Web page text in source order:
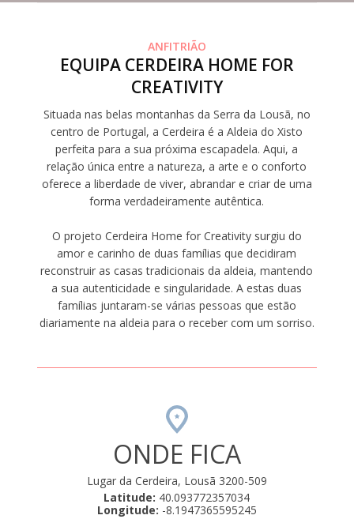
ANFITRIÃO
EQUIPA CERDEIRA HOME FOR
CREATIVITY
Situada nas belas montanhas da Serra da Lousã, no
centro de Portugal, a Cerdeira é a Aldeia do Xisto
perfeita para a sua próxima escapadela. Aqui, a
relação única entre a natureza, a arte e o conforto
oferece a liberdade de viver, abrandar e criar de uma
forma verdadeiramente autêntica.
O projeto Cerdeira Home for Creativity surgiu do
amor e carinho de duas famílias que decidiram
reconstruir as casas tradicionais da aldeia, mantendo
a sua autenticidade e singularidade. A estas duas
famílias juntaram-se várias pessoas que estão
diariamente na aldeia para o receber com um sorriso.
ONDE FICA
Lugar da Cerdeira, Lousã 3200-509
Latitude: 40.093772357034
Longitude: -8.1947365595245